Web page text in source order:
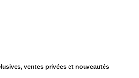
ventes privées et nouveautés